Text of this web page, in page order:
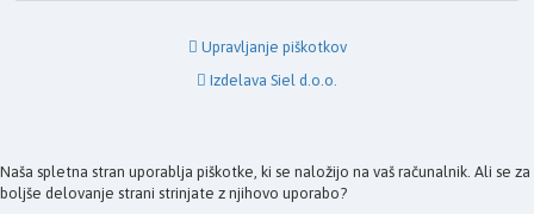
Upravljanje piškotkov
Izdelava Siel d.o.o.
Naša spletna stran uporablja piškotke, ki se naložijo na vaš računalnik. Ali se za
boljše delovanje strani strinjate z njihovo uporabo?